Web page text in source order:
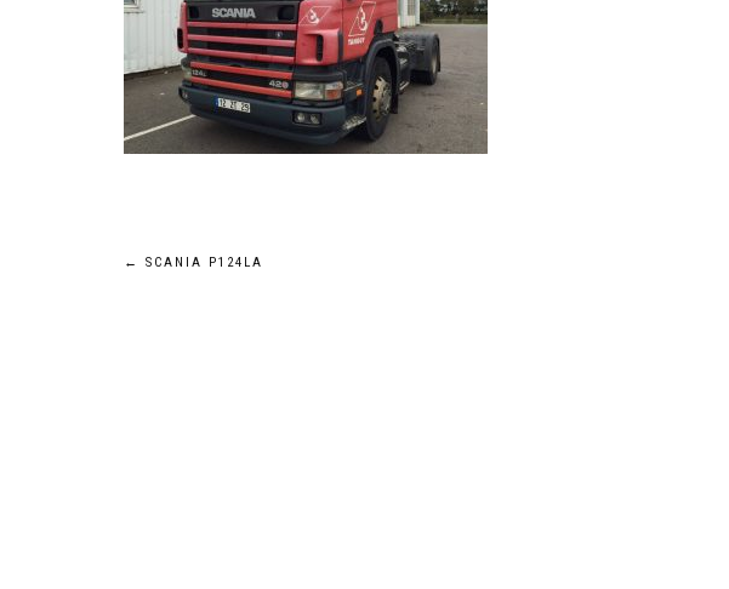
Navigation
← SCANIA P124LA